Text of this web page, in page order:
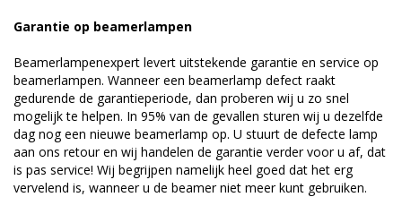
Garantie op beamerlampen
Beamerlampenexpert levert uitstekende garantie en service op
beamerlampen. Wanneer een beamerlamp defect raakt
gedurende de garantieperiode, dan proberen wij u zo snel
mogelijk te helpen. In 95% van de gevallen sturen wij u dezelfde
dag nog een nieuwe beamerlamp op. U stuurt de defecte lamp
aan ons retour en wij handelen de garantie verder voor u af, dat
is pas service! Wij begrijpen namelijk heel goed dat het erg
vervelend is, wanneer u de beamer niet meer kunt gebruiken.